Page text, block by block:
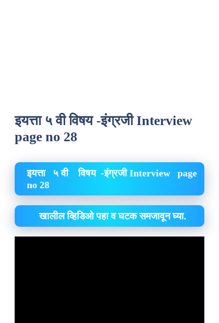
इयत्ता ५ वी विषय -इंग्रजी Interview
page no 28
इयत्ता ५ वी विषय -इंग्रजी Interview page
no 28
खालील व्हिडिओ पहा व घटक समजावून घ्या.